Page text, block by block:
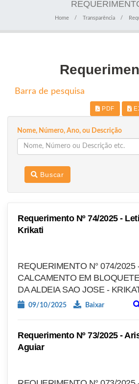
Home Transparência
Barra de pesquisa
PDF
Nome, Número, Ano, ou Descrição
Buscar
Requerimento Nº 74/2025 -
Krikati
REQUERIMENTO N° 074/2025
CALCAMENTO EM
DA ALDEIA SAO JOSE -
09/10/2025 Baixar
Requerimento Nº 73/2025 -
Aguiar